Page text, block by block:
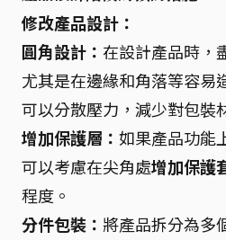
修改產品設計：
圓角設計： 在設計產品時，
尤其是在邊緣和角落等容易
可以分散壓力，減少對包裝
增加保護層： 如果產品功能
可以考慮在尖角處增加保護
程度。
分件包裝： 將產品拆分為多